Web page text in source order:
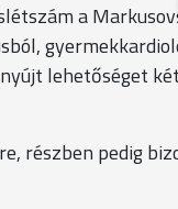
a
lehetőséget
részben pedig